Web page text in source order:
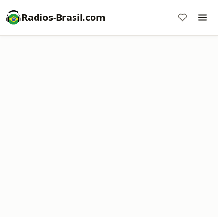
Radios-Brasil.com